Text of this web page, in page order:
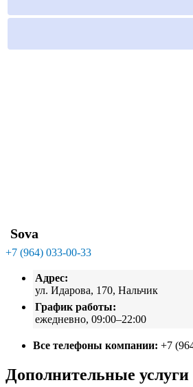
Sova
+7 (964) 033-00-33
Адрес:
ул. Идарова, 170, Нальчик
График работы:
ежедневно, 09:00–22:00
Все телефоны компании: +7
Дополнительные услуги